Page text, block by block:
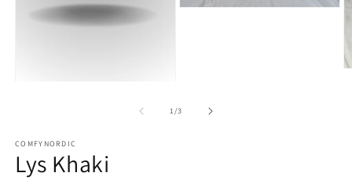
1/af
3
COMFYNORDIC
Lys Khaki